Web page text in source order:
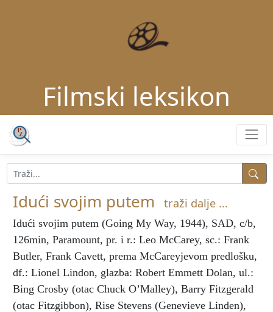
Filmski leksikon
Idući svojim putem traži dalje ...
Idući svojim putem (Going My Way, 1944), SAD, c/b,
126min, Paramount, pr. i r.: Leo McCarey, sc.: Frank
Butler, Frank Cavett, prema McCareyjevom predlošku,
df.: Lionel Lindon, glazba: Robert Emmett Dolan, ul.:
Bing Crosby (otac Chuck O’Malley), Barry Fitzgerald
(otac Fitzgibbon), Rise Stevens (Genevieve Linden),